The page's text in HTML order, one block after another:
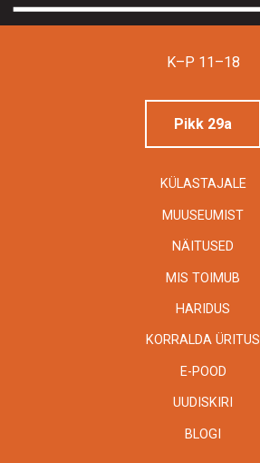
K–P 11–18
Pikk 29a
KÜLASTAJALE
MUUSEUMIST
NÄITUSED
MIS TOIMUB
HARIDUS
KORRALDA ÜRITUS
E-POOD
UUDISKIRI
BLOGI